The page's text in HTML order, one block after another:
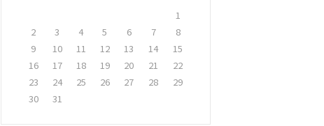
1
2
3 4 5 6 7
8
9
10 11 12 13 14
15
16
17 18 19 20 21
22
23
24 25 26 27 28
29
30
31